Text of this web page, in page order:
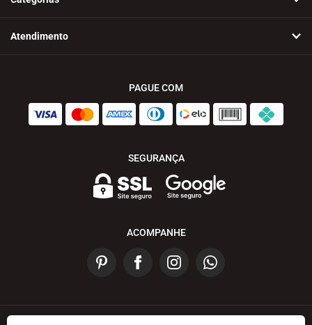
Atendimento
PAGUE COM
SEGURANÇA
ACOMPANHE